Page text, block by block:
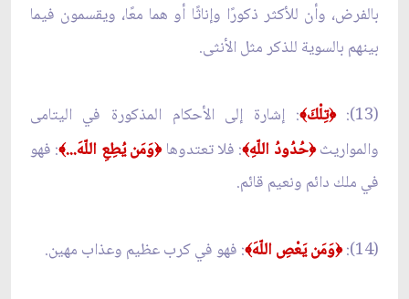
بالفرض، وأن للأكثر ذكورًا وإناثًا أو هما معًا، ويقسمون فيما
بينهم بالسوية للذكر مثل الأنثى.
(13): ﴿تِلْكَ﴾: إشارة إلى الأحكام المذكورة في اليتامى
والمواريث﴿حُدُودُ اللّهِ﴾: فلا تعتدوها﴿وَمَن يُطِعِ اللّهَ...﴾: فهو
في ملك دائم ونعيم قائم.
(14): ﴿وَمَن يَعْصِ اللّهَ﴾: فهو في كرب عظيم وعذاب مهين.